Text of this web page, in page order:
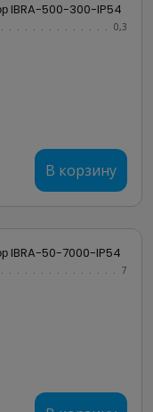
IBRA-500-300-IP54
0,3
В корзину
IBRA-50-7000-IP54
7